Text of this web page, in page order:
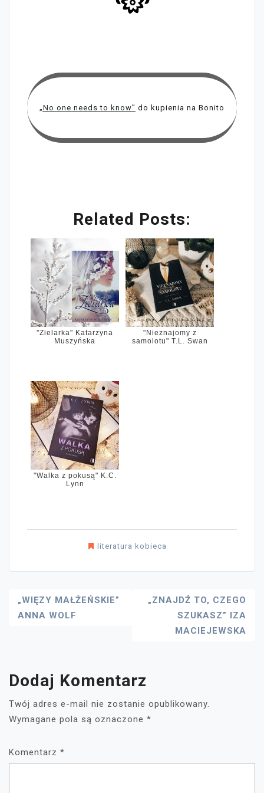
„No one needs to know” do kupienia na Bonito
Related Posts:
"Zielarka" Katarzyna
Muszyńska
"Nieznajomy z
samolotu" T.L. Swan
"Walka z pokusą" K.C.
Lynn
literatura kobieca
Nawigacja
Wpisu
„WIĘZY MAŁŻEŃSKIE”
ANNA WOLF
„ZNAJDŹ TO, CZEGO
SZUKASZ” IZA
MACIEJEWSKA
Dodaj Komentarz
Twój adres e-mail nie zostanie opublikowany.
Wymagane pola są oznaczone *
Komentarz *